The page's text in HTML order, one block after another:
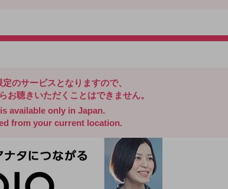
のサービスとなりますので、
お聴きいただくことはできません。
available only in Japan.
from your current location.